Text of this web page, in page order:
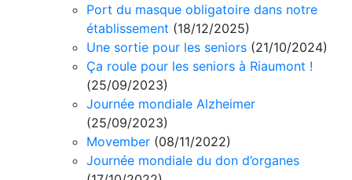
Port du masque obligatoire dans notre
établissement (18/12/2025)
Une sortie pour les seniors (21/10/2024)
Ça roule pour les seniors à Riaumont !
(25/09/2023)
Journée mondiale Alzheimer
(25/09/2023)
Movember (08/11/2022)
Journée mondiale du don d’organes